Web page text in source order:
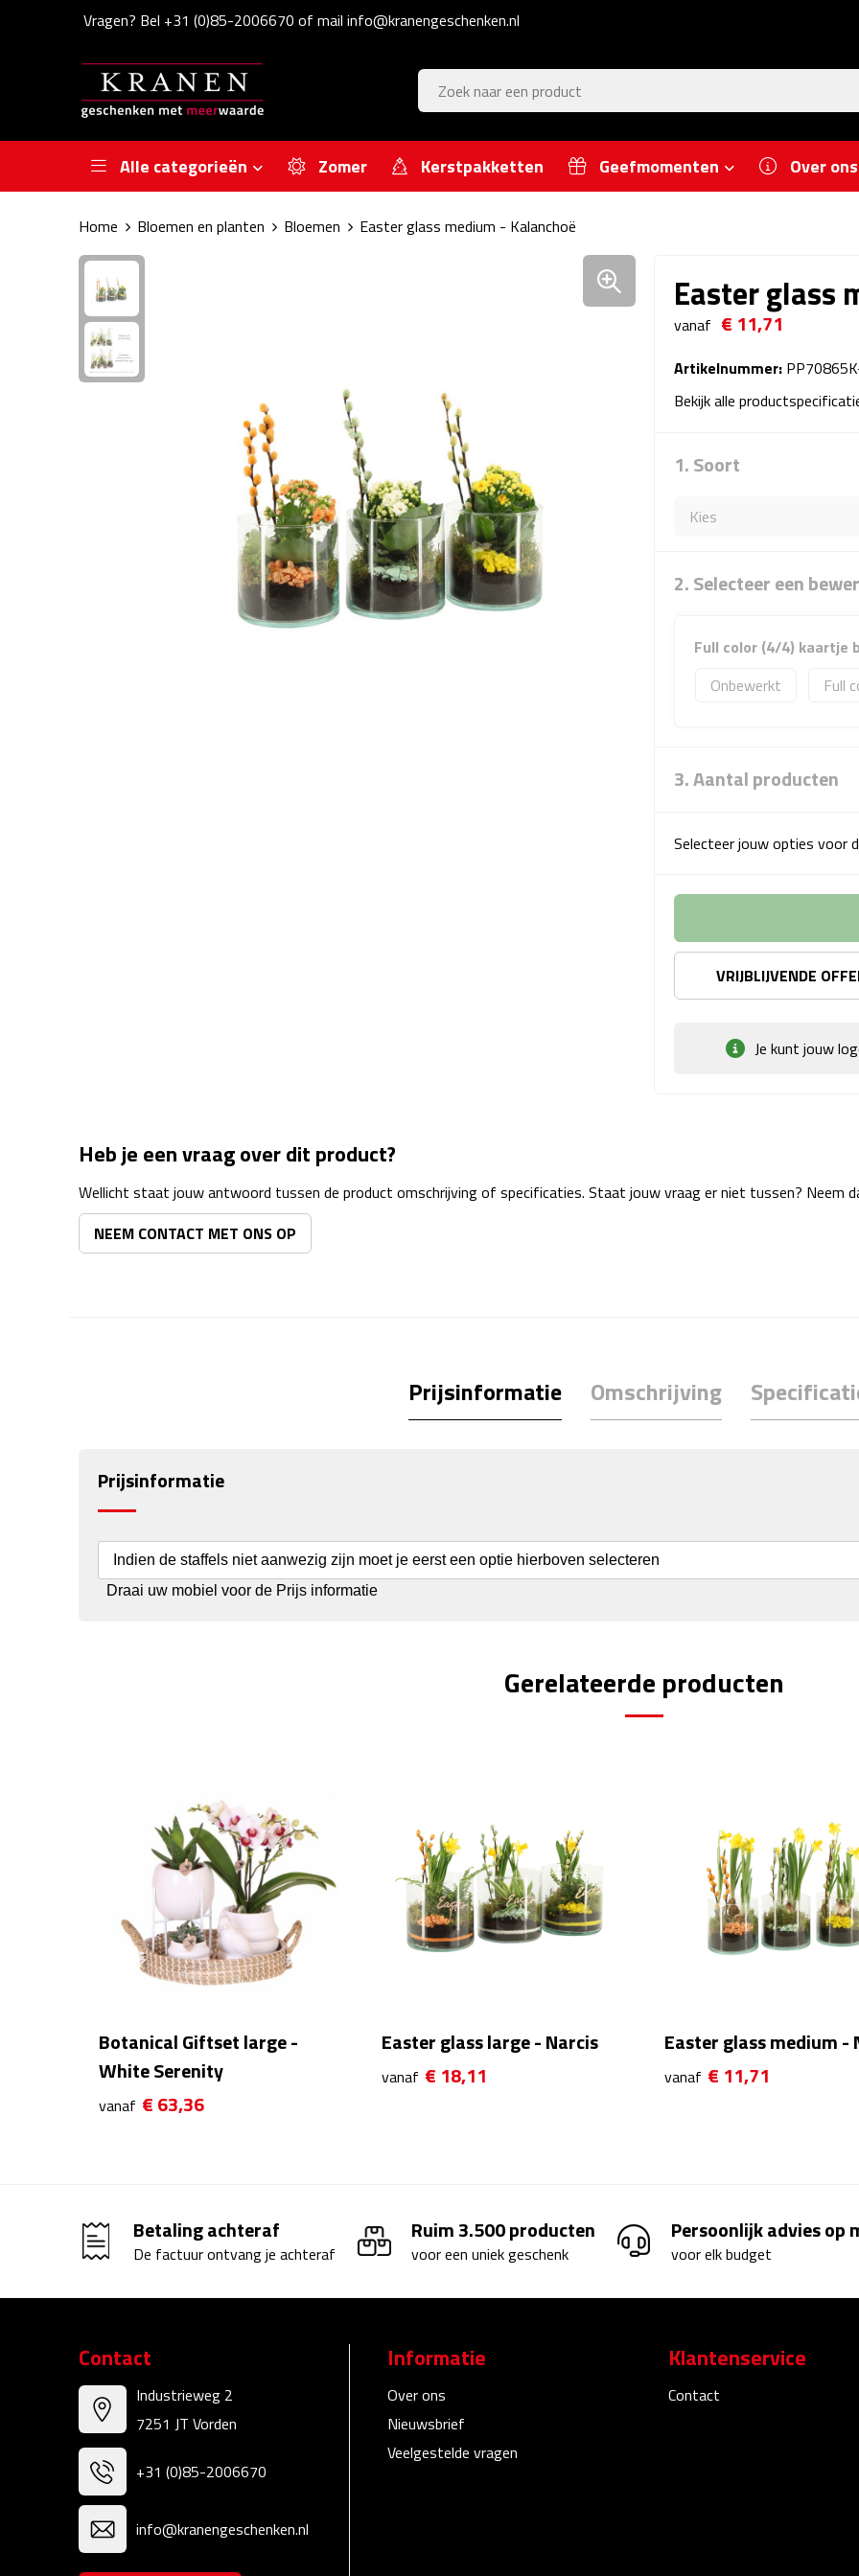
Vragen? Bel +31 (0)85-2006670 of mail info@kranengeschenken.nl
Alle categorieën Zomer Kerstpakketten Geefmomenten Over ons
Home Bloemen en planten Bloemen Easter glass medium - Kalanchoë
Easter glass
vanaf € 11,71
Artikelnummer:
Bekijk alle
1. Soort
2. Selecteer een
Full color (4/4) kaartje
Onbewerkt
Full
3. Aantal producten
Selecteer jouw opties voor
VRIJBLIJVENDE
Je kunt jouw
Heb je een vraag over dit product?
Wellicht staat jouw antwoord tussen de product omschrijving of specificaties. Staat jouw vraag er niet tussen? Neem
NEEM CONTACT MET ONS OP
Prijsinformatie Omschrijving
Prijsinformatie
Indien de staffels niet aanwezig zijn moet je eerst een optie hierboven selecteren
Draai uw mobiel voor de Prijs informatie
Gerelateerde producten
Botanical Giftset large -
White Serenity
vanaf € 63,36
Easter glass large - Narcis
vanaf € 18,11
Easter glass medium -
vanaf € 11,71
Betaling achteraf
De factuur ontvang je achteraf
Ruim 3.500 producten
voor een uniek geschenk
Persoonlijk advies op
voor elk budget
Contact
Industrieweg 2
7251 JT Vorden
+31 (0)85-2006670
info@kranengeschenken.nl
Informatie
Over ons
Nieuwsbrief
Veelgestelde vragen
Klantenservice
Contact